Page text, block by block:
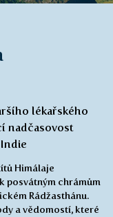
lékařského
nadčasovost
Himálaje
posvátným chrámům
Rádžasthánu.
a vědomostí, které